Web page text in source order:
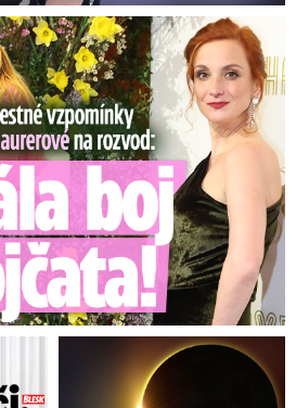
Maurerové: Prohrála boj o dvojčata!